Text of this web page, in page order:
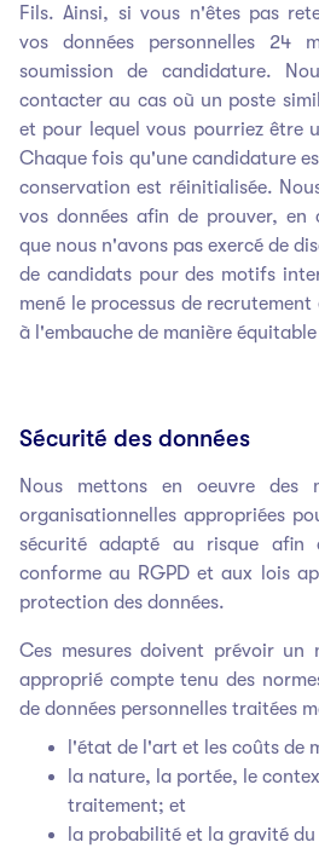
Fils. Ainsi, si vous n'êtes pas
vos données personnelles 24
soumission de candidature.
contacter au cas où un poste
et pour lequel vous pourriez être
Chaque fois qu'une candidature
conservation est réinitialisée.
vos données afin de prouver,
que nous n'avons pas exercé de
de candidats pour des motifs
mené le processus de
à l'embauche de manière
Sécurité des données
Nous mettons en oeuvre des
organisationnelles appropriées
sécurité adapté au risque afin
conforme au RGPD et aux lois
protection des données.
Ces mesures doivent prévoir un
approprié compte tenu des
de données personnelles traitées
l'état de l'art et les coûts de
la nature, la portée, le
traitement; et
la probabilité et la gravité